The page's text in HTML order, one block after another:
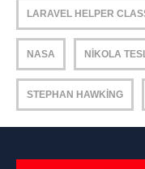
LARAVEL HELPER
NASA NIKOLA
STEPHAN HAWKING